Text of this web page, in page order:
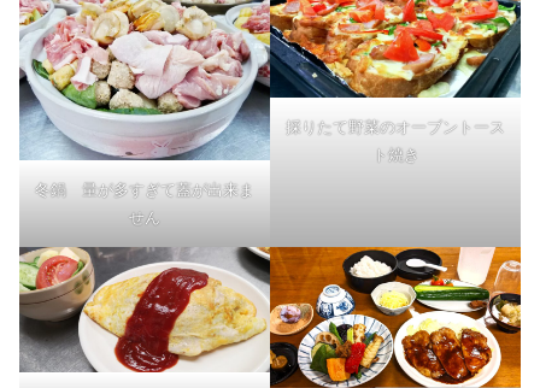
冬鍋 量が多すぎて蓋が出来ま
せん
採りたて野菜のオーブントース
ト焼き